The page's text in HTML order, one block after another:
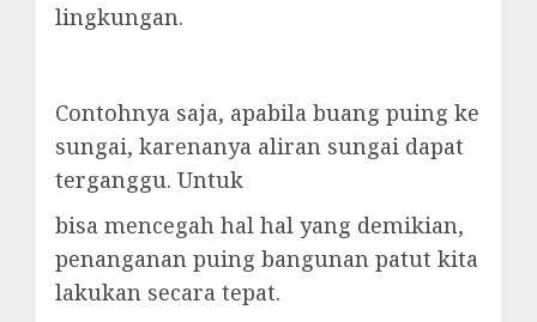
lingkungan.
Contohnya saja, apabila buang puing ke
sungai, karenanya aliran sungai dapat
terganggu. Untuk
bisa mencegah hal hal yang demikian,
penanganan puing bangunan patut kita
lakukan secara tepat.